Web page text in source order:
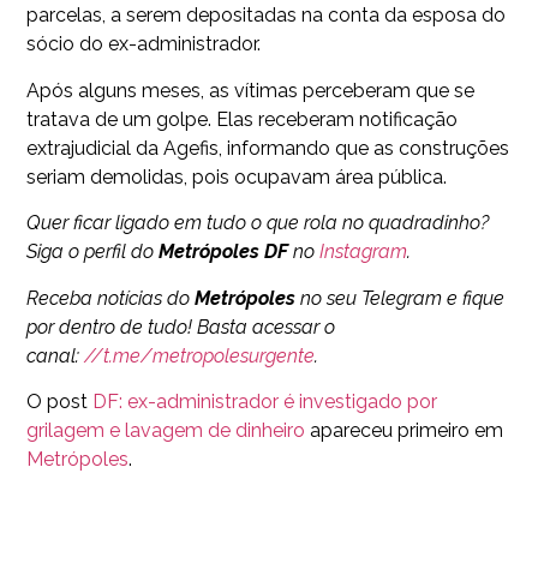
parcelas, a serem depositadas na conta da esposa do
sócio do ex-administrador.
Após alguns meses, as vítimas perceberam que se
tratava de um golpe. Elas receberam notificação
extrajudicial da Agefis, informando que as construções
seriam demolidas, pois ocupavam área pública.
Quer ficar ligado em tudo o que rola no quadradinho?
Siga o perfil do Metrópoles DFno Instagram.
Receba notícias do Metrópoles no seu Telegram e fique
por dentro de tudo! Basta acessar o
canal: //t.me/metropolesurgente.
O post DF: ex-administrador é investigado por
grilagem e lavagem de dinheiro apareceu primeiro em
Metrópoles.